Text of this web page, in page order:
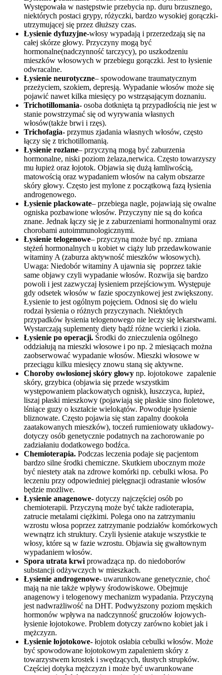
Występowała w następstwie przebycia np. duru brzusznego,
niektórych postaci grypy, różyczki, bardzo wysokiej gorączki-
utrzymującej się przez dłuższy czas.
Łysienie dyfuzyjne-włosy wypadają i przerzedzają się na
całej skórze głowy. Przyczyny mogą być
hormonalne(nadczynność tarczycy), po uszkodzeniu
mieszków włosowych w przebiegu gorączki. Jest to łysienie
odwracalne.
Łysienie neurotyczne– spowodowane traumatycznym
przeżyciem, szokiem, depresją. Wypadanie włosów może się
pojawić nawet kilka miesięcy po wstrząsającym doznaniu.
Trichotillomania- osoba dotknięta tą przypadłością nie jest w
stanie powstrzymać się od wyrywania własnych
włosów(także brwi i rzęs).
Trichofagia- przymus zjadania własnych włosów, często
łączy się z trichotillomanią.
Łysienie rozlane– przyczyną mogą być zaburzenia
hormonalne, niski poziom żelaza,nerwica. Często towarzyszy
mu łupież oraz łojotok. Objawia się dużą łamliwością,
matowością oraz wypadaniem włosów na całym obszarze
skóry głowy. Często jest mylone z początkową fazą łysienia
androgenowego.
Łysienie plackowate– przebiega nagle, pojawiają się owalne
ogniska pozbawione włosów. Przyczyny nie są do końca
znane. Jednak łączy się je z zaburzeniami hormonalnymi oraz
chorobami autoimmunologicznymi.
Łysienie telogenowe– przyczyną może być np. zmiana
stężeń hormonalnych u kobiet w ciąży lub przedawkowanie
witaminy A (zaburza aktywność mieszków włosowych).
Uwaga: Niedobór witaminy A ujawnia się poprzez takie
same objawy czyli wypadanie włosów. Rozwija się bardzo
powoli i jest zazwyczaj łysieniem przejściowym. Występuje
gdy odsetek włosów w fazie spoczynkowej jest zwiększony.
Łysienie to jest ogólnym pojęciem. Odnosi się do wielu
rodzai łysienia o różnych przyczynach. Niektórych
przypadków łysienia telogenowego nie leczy się lekarstwami.
Wystarczają suplementy diety bądź różne wcierki i zioła.
Łysienie po operacji. Środki do znieczulenia ogólnego
oddziałują na mieszki włosowe i po np. 2 miesiącach można
zaobserwować wypadanie włosów. Mieszki włosowe w
przeciągu kilku miesięcy znowu staną się aktywne.
Choroby owłosionej skóry głowy np. łojotokowe zapalenie
skóry, grzybica (objawia się przede wszystkim
występowaniem plackowatych ognisk), łuszczyca, łupież,
liszaj płaski mieszkowy (pojawiają się płaskie sino fioletowe,
lśniące guzy o kształcie wielokątów. Powoduje łysienie
bliznowate. Często pojawia się stan zapalny dookoła
zaatakowanych mieszków), toczeń rumieniowaty układowy-
dotyczy osób genetycznie podatnych na zachorowanie po
zadziałaniu dodatkowego bodźca.
Chemioterapia. Podczas leczenia podaje się pacjentom
bardzo silne środki chemiczne. Skutkiem ubocznym może
być niestety atak na zdrowe komórki np. cebulki włosa. Po
leczeniu przy odpowiedniej pielęgnacji odrastanie włosów
będzie możliwe.
Łysienie anagenowe- dotyczy najczęściej osób po
chemioterapii. Przyczyną może być także radioterapia,
zatrucie metalami ciężkimi. Polega ono na zatrzymaniu
wzrostu włosa poprzez zatrzymanie podziałów komórkowych
wewnątrz ich struktury. Czyli łysienie atakuje wszystkie te
włosy, które są w fazie wzrostu. Objawia się gwałtownym
wypadaniem włosów.
Spora utrata krwi prowadząca np. do niedoborów
substancji odżywczych w mieszkach.
Łysienie androgenowe- uwarunkowane genetycznie, choć
mają na nie także wpływy środowiskowe. Obejmuje
anagenowy i telogenowy mechanizm wypadania. Przyczyną
jest nadwrażliwość na DHT. Podwyższony poziom męskich
hormonów wpływa na nadczynność gruczołów łojowych-
łysienie łojotokowe. Problem dotyczy zarówno kobiet jak i
mężczyzn.
Łysienie łojotokowe- łojotok osłabia cebulki włosów. Może
być spowodowane łojotokowym zapaleniem skóry z
towarzystwem krostek i swędzących, tłustych strupków.
Częściej dotyka mężczyzn i może być uwarunkowane